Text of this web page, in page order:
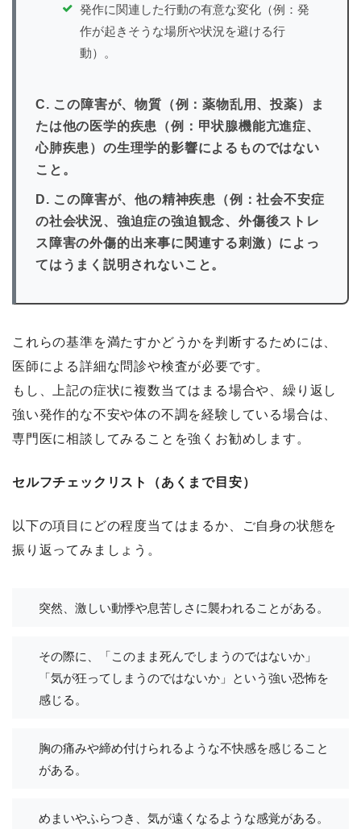
発作に関連した行動の有意な変化（例：発
作が起きそうな場所や状況を避ける行
動）。
C. この障害が、物質（例：薬物乱用、投薬）ま
たは他の医学的疾患（例：甲状腺機能亢進症、
心肺疾患）の生理学的影響によるものではない
こと。
D. この障害が、他の精神疾患（例：社会不安症
の社会状況、強迫症の強迫観念、外傷後ストレ
ス障害の外傷的出来事に関連する刺激）によっ
てはうまく説明されないこと。
これらの基準を満たすかどうかを判断するためには、
医師による詳細な問診や検査が必要です。
もし、上記の症状に複数当てはまる場合や、繰り返し
強い発作的な不安や体の不調を経験している場合は、
専門医に相談してみることを強くお勧めします。
セルフチェックリスト（あくまで目安）
以下の項目にどの程度当てはまるか、ご自身の状態を
振り返ってみましょう。
突然、激しい動悸や息苦しさに襲われることがある。
その際に、「このまま死んでしまうのではないか」
「気が狂ってしまうのではないか」という強い恐怖を
感じる。
胸の痛みや締め付けられるような不快感を感じること
がある。
めまいやふらつき、気が遠くなるような感覚がある。